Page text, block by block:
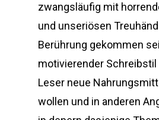
zwangsläufig mit
und unseriösen
Berührung gekommen
motivierender Schreibstil
Leser neue
wollen und in anderen